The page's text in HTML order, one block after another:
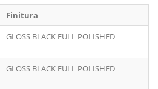
Finitura
GLOSS BLACK FULL POLISHED
GLOSS BLACK FULL POLISHED